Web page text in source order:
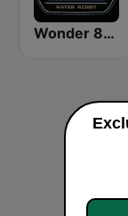
Wonder 80's